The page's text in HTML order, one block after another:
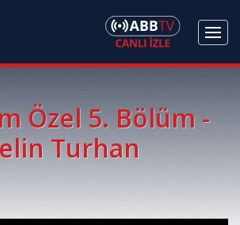
Özel 5. Bölüm -
Turhan